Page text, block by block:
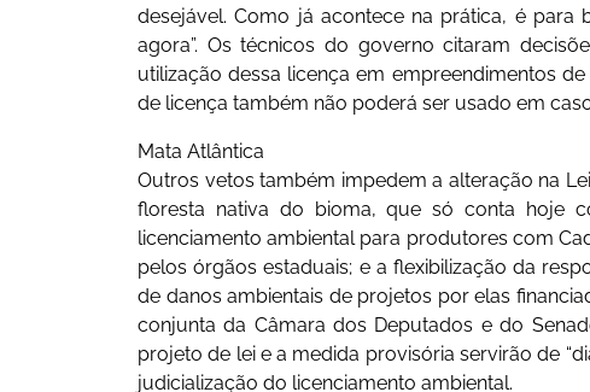
desejável. Como já acontece na prática, é para
agora”. Os técnicos do governo citaram
utilização dessa licença em empreendimentos
de licença também não poderá ser usado em
Mata Atlântica
Outros vetos também impedem a alteração na
floresta nativa do bioma, que só conta hoje
licenciamento ambiental para produtores com
pelos órgãos estaduais; e a flexibilização da
de danos ambientais de projetos por elas
conjunta da Câmara dos Deputados e do
projeto de lei e a medida provisória servirão de
judicialização do licenciamento ambiental.